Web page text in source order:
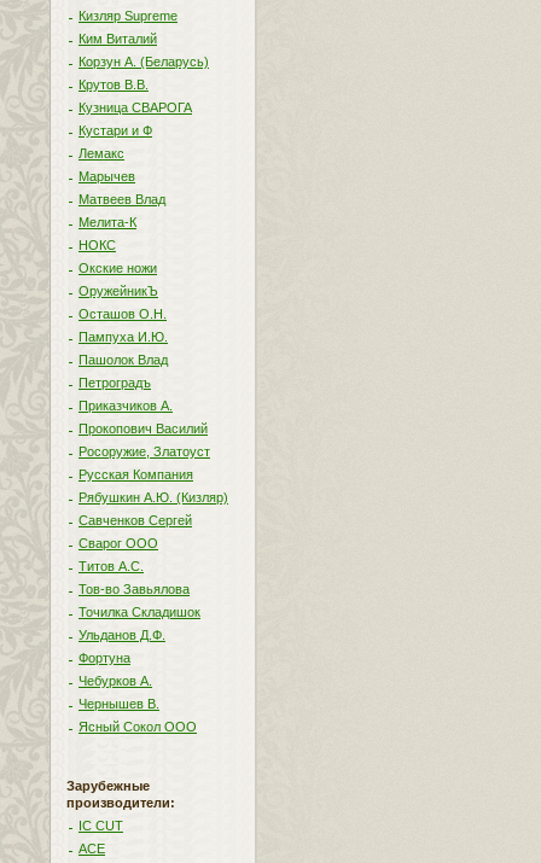
Кизляр Supreme
Ким Виталий
Корзун А. (Беларусь)
Крутов В.В.
Кузница СВАРОГА
Кустари и Ф
Лемакс
Марычев
Матвеев Влад
Мелита-К
НОКС
Окские ножи
ОружейникЪ
Осташов О.Н.
Пампуха И.Ю.
Пашолок Влад
Петроградъ
Приказчиков А.
Прокопович Василий
Росоружие, Златоуст
Русская Компания
Рябушкин А.Ю. (Кизляр)
Савченков Сергей
Сварог ООО
Титов А.С.
Тов-во Завьялова
Точилка Складишок
Ульданов Д.Ф.
Фортуна
Чебурков А.
Чернышев В.
Ясный Сокол ООО
Зарубежные
производители:
IC CUT
ACE